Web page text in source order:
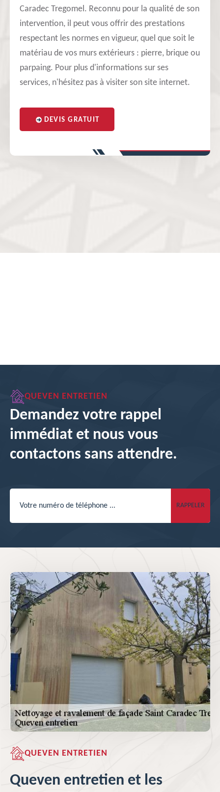
Caradec Tregomel. Reconnu pour la qualité de son
intervention, il peut vous offrir des prestations
respectant les normes en vigueur, quel que soit le
matériau de vos murs extérieurs : pierre, brique ou
parpaing. Pour plus d'informations sur ses
services, n'hésitez pas à visiter son site internet.
DEVIS GRATUIT
QUEVEN ENTRETIEN
Demandez votre rappel
immédiat et nous vous
contactons sans attendre.
QUEVEN ENTRETIEN
Queven entretien et les